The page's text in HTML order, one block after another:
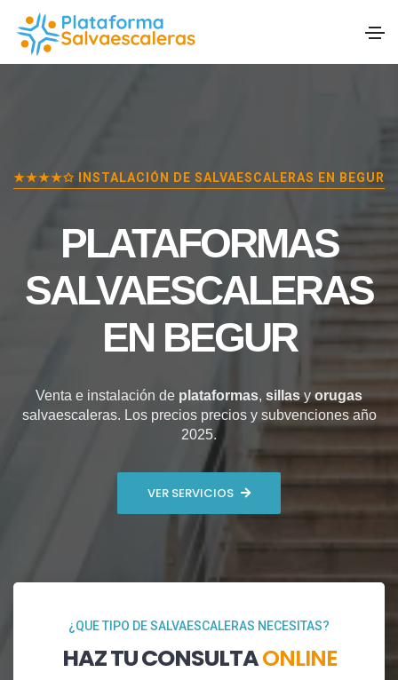
★★★★✩ INSTALACIÓN DE SALVAESCALERAS EN BEGUR
PLATAFORMAS
SALVAESCALERAS
EN BEGUR
Venta e instalación de plataformas, sillasy orugas
salvaescaleras. Los precios precios y subvenciones año
2025.
VER SERVICIOS
¿QUE TIPO DE SALVAESCALERAS NECESITAS?
HAZ TU CONSULTAONLINE